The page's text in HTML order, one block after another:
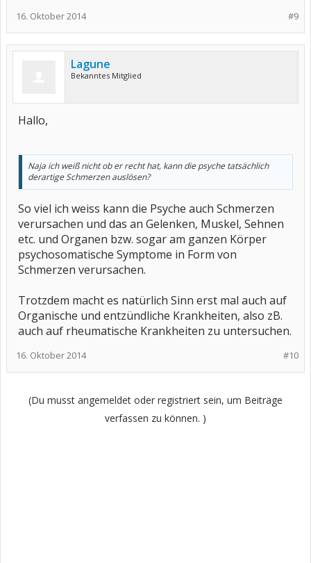
#9
16. Oktober 2014
Lagune
Bekanntes Mitglied
Hallo,
Naja ich weiß nicht ob er recht hat, kann die psyche tatsächlich
derartige Schmerzen auslösen?
So viel ich weiss kann die Psyche auch Schmerzen
verursachen und das an Gelenken, Muskel, Sehnen
etc. und Organen bzw. sogar am ganzen Körper
psychosomatische Symptome in Form von
Schmerzen verursachen.
Trotzdem macht es natürlich Sinn erst mal auch auf
Organische und entzündliche Krankheiten, also zB.
auch auf rheumatische Krankheiten zu untersuchen.
#10
16. Oktober 2014
(Du musst angemeldet oder registriert sein, um Beiträge
verfassen zu können. )